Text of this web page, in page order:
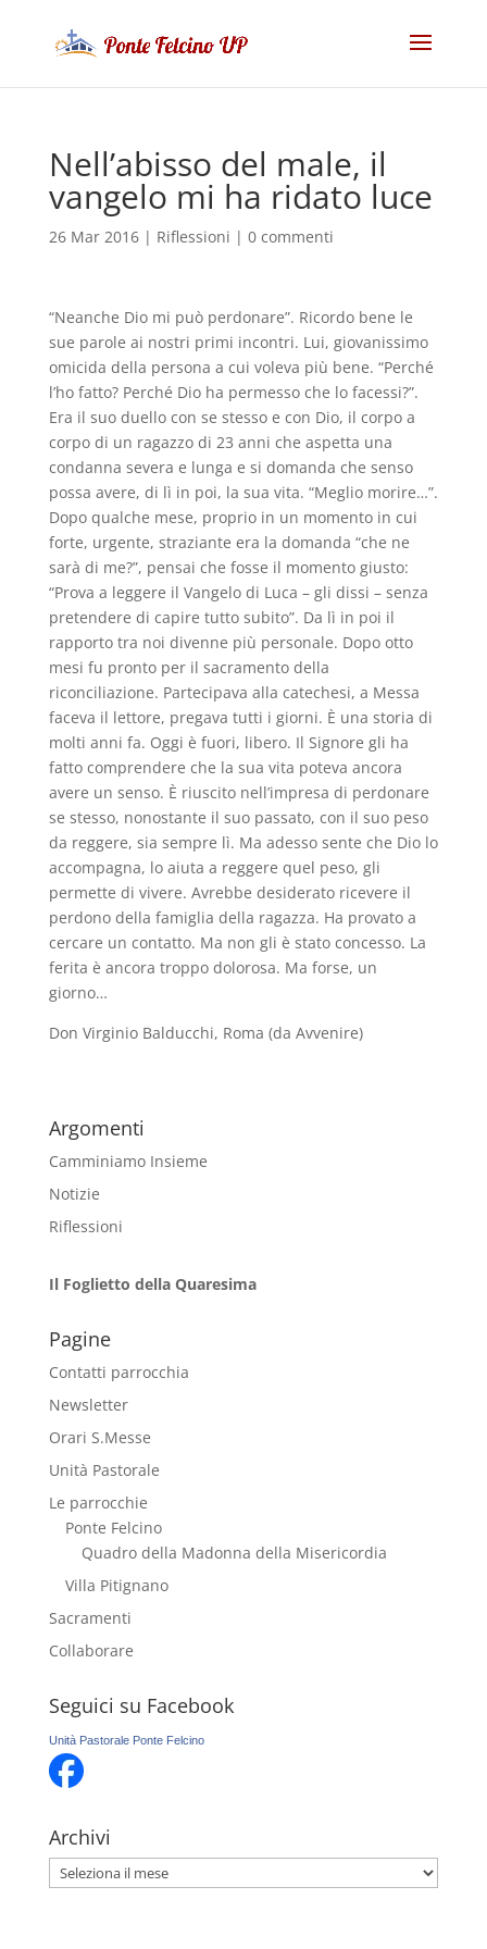
Nell’abisso del male, il
vangelo mi ha ridato luce
26 Mar 2016| Riflessioni | 0 commenti
“Neanche Dio mi può perdonare”. Ricordo bene le
sue parole ai nostri primi incontri. Lui, giovanissimo
omicida della persona a cui voleva più bene. “Perché
l’ho fatto? Perché Dio ha permesso che lo facessi?”.
Era il suo duello con se stesso e con Dio, il corpo a
corpo di un ragazzo di 23 anni che aspetta una
condanna severa e lunga e si domanda che senso
possa avere, di lì in poi, la sua vita. “Meglio morire…”.
Dopo qualche mese, proprio in un momento in cui
forte, urgente, straziante era la domanda “che ne
sarà di me?”, pensai che fosse il momento giusto:
“Prova a leggere il Vangelo di Luca – gli dissi – senza
pretendere di capire tutto subito”. Da lì in poi il
rapporto tra noi divenne più personale. Dopo otto
mesi fu pronto per il sacramento della
riconciliazione. Partecipava alla catechesi, a Messa
faceva il lettore, pregava tutti i giorni. È una storia di
molti anni fa. Oggi è fuori, libero. Il Signore gli ha
fatto comprendere che la sua vita poteva ancora
avere un senso. È riuscito nell’impresa di perdonare
se stesso, nonostante il suo passato, con il suo peso
da reggere, sia sempre lì. Ma adesso sente che Dio lo
accompagna, lo aiuta a reggere quel peso, gli
permette di vivere. Avrebbe desiderato ricevere il
perdono della famiglia della ragazza. Ha provato a
cercare un contatto. Ma non gli è stato concesso. La
ferita è ancora troppo dolorosa. Ma forse, un
giorno…
Don Virginio Balducchi, Roma (da Avvenire)
Argomenti
Camminiamo Insieme
Notizie
Riflessioni
Il Foglietto della Quaresima
Pagine
Contatti parrocchia
Newsletter
Orari S.Messe
Unità Pastorale
Le parrocchie
Ponte Felcino
Quadro della Madonna della Misericordia
Villa Pitignano
Sacramenti
Collaborare
Seguici su Facebook
Unità Pastorale Ponte Felcino
Archivi
Archivi